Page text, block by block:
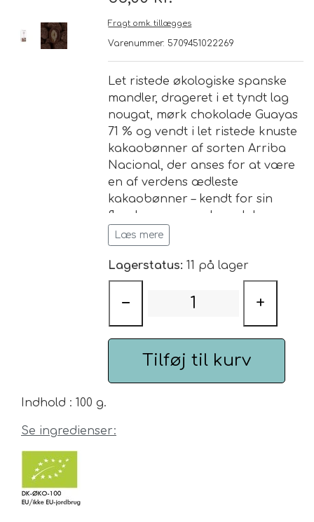
Brand
Te
Løsvægt teer
Sort Te
Grøn Te
Grøn Hvid Te
Hvid Te
Urte & Frugt teer
Husets Teblandinger
Chaplon Te
Kusmi Te
Matcha te og tilbehør
Nyheder
Åbningstider
Fragt omk. tillægges
Varenummer: 5709451022269
Let ristede økologiske spanske
mandler, drageret i et tyndt lag
nougat, mørk chokolade Guayas
71 % og vendt i let ristede knuste
kakaobønner af sorten Arriba
Nacional, der anses for at være
en af verdens ædleste
kakaobønner – kendt for sin
florale aroma og komplekse
smagsprofil.
Læs mere
Lagerstatus: 11 på lager
− +
Tilføj til kurv
Indhold : 100 g.
Se ingredienser: